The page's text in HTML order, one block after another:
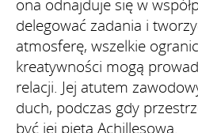
ona odnajduje się w
delegować zadania i
atmosferę, wszelkie
kreatywności mogą
relacji. Jej atutem
duch, podczas gdy
być jej piętą Achillesową.